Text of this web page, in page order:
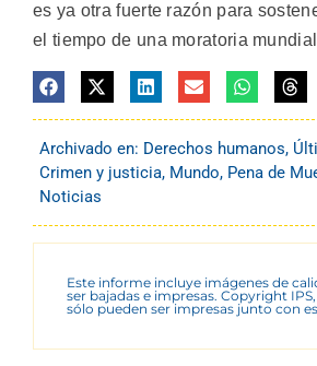
es ya otra fuerte razón para
el tiempo de una moratoria
Archivado en: Derechos humanos,
Crimen y justicia, Mundo, Pena de
Noticias
Este informe incluye imágenes de
ser bajadas e impresas. Copyright
sólo pueden ser impresas junto con